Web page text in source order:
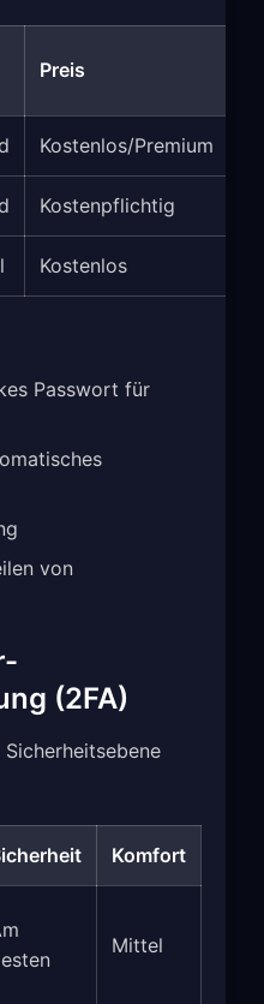
Preis
Kostenlos/Premium
Kostenpflichtig
Kostenlos
Passwort für
von
(2FA)
Komfort
Mittel